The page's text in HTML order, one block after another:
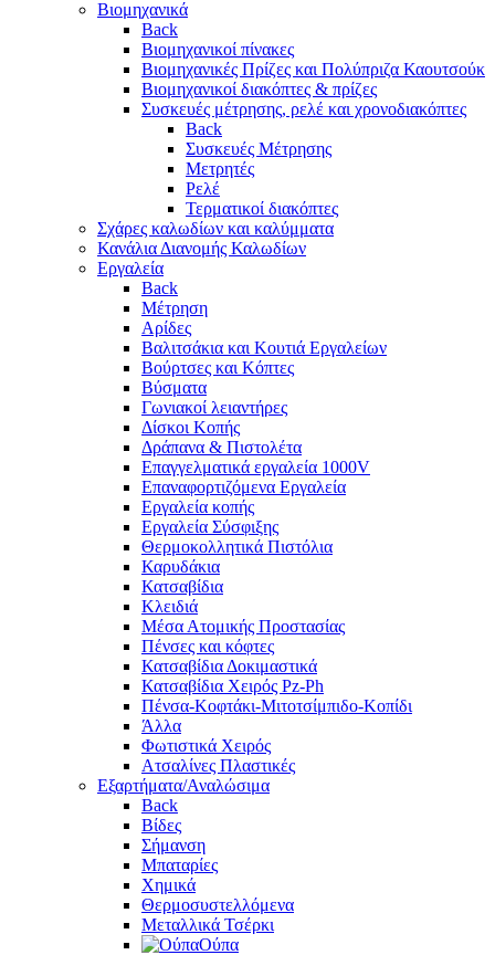
Βιομηχανικά
Back
Βιομηχανικοί πίνακες
Βιομηχανικές Πρίζες και Πολύπριζα Καουτσούκ
Βιομηχανικοί διακόπτες & πρίζες
Συσκευές μέτρησης, ρελέ και χρονοδιακόπτες
Back
Συσκευές Μέτρησης
Μετρητές
Ρελέ
Τερματικοί διακόπτες
Σχάρες καλωδίων και καλύμματα
Κανάλια Διανομής Καλωδίων
Εργαλεία
Back
Μέτρηση
Αρίδες
Βαλιτσάκια και Κουτιά Εργαλείων
Βούρτσες και Κόπτες
Βύσματα
Γωνιακοί λειαντήρες
Δίσκοι Κοπής
Δράπανα & Πιστολέτα
Επαγγελματικά εργαλεία 1000V
Επαναφορτιζόμενα Εργαλεία
Εργαλεία κοπής
Εργαλεία Σύσφιξης
Θερμοκολλητικά Πιστόλια
Καρυδάκια
Κατσαβίδια
Κλειδιά
Μέσα Ατομικής Προστασίας
Πένσες και κόφτες
Κατσαβίδια Δοκιμαστικά
Κατσαβίδια Χειρός Pz-Ph
Πένσα-Κοφτάκι-Μιτοτσίμπιδο-Κοπίδι
Άλλα
Φωτιστικά Χειρός
Ατσαλίνες Πλαστικές
Εξαρτήματα/Αναλώσιμα
Back
Βίδες
Σήμανση
Μπαταρίες
Χημικά
Θερμοσυστελλόμενα
Μεταλλικά Τσέρκι
Ούπα